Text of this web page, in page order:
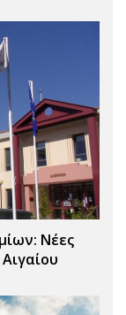
Νέες